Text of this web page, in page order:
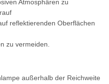
Atmosphären zu
reflektierenden Oberflächen
zu vermeiden.
außerhalb der Reichweite